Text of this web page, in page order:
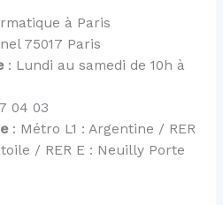
à Paris
75017 Paris
: Lundi au samedi de 10h à
04 03
: Métro L1 : Argentine / RER
/ RER E : Neuilly Porte